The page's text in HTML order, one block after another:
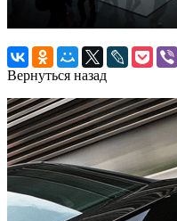
Вернуться назад